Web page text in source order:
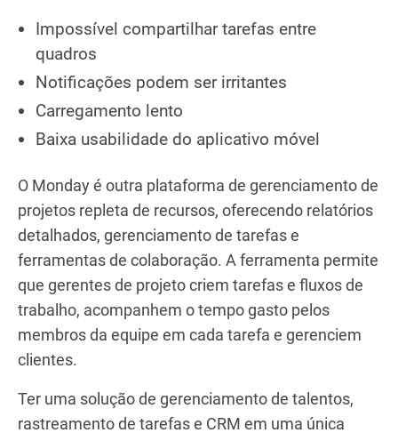
Impossível compartilhar tarefas entre
quadros
Notificações podem ser irritantes
Carregamento lento
Baixa usabilidade do aplicativo móvel
O Monday é outra plataforma de gerenciamento de
projetos repleta de recursos, oferecendo relatórios
detalhados, gerenciamento de tarefas e
ferramentas de colaboração. A ferramenta permite
que gerentes de projeto criem tarefas e fluxos de
trabalho, acompanhem o tempo gasto pelos
membros da equipe em cada tarefa e gerenciem
clientes.
Ter uma solução de gerenciamento de talentos,
rastreamento de tarefas e CRM em uma única